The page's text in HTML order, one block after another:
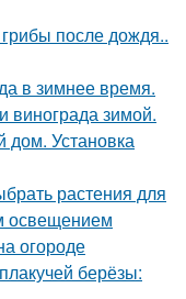
после дождя..
в зимнее время.
винограда зимой.
дом. Установка
растения для
освещением
огороде
берёзы: